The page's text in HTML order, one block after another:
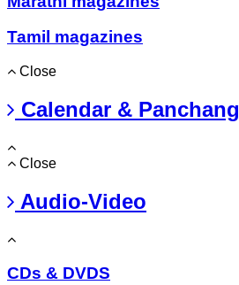
Tamil magazines
Close
Calendar & Panchang
Close
Audio-Video
CDs & DVDS